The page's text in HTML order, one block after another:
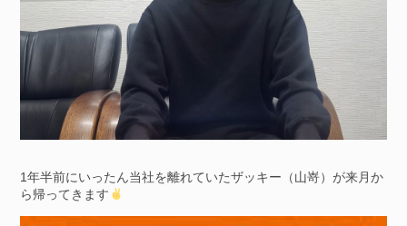
1年半前にいったん当社を離れていたザッキー（山嵜）が来月か
ら帰ってきます